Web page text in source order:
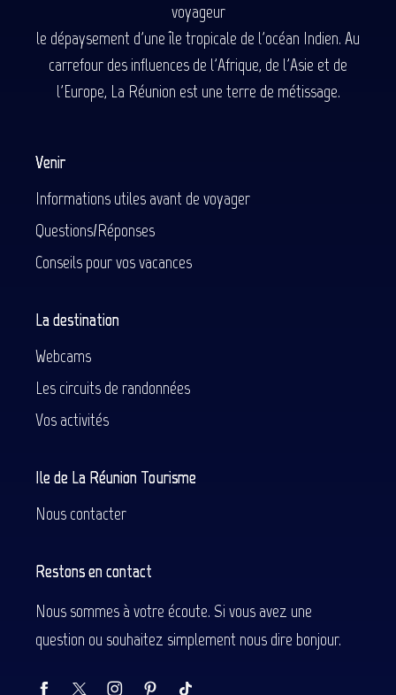
voyageur
le dépaysement d'une île tropicale de l'océan Indien. Au
carrefour des influences de l'Afrique, de l'Asie et de
l'Europe, La Réunion est une terre de métissage.
Venir
Informations utiles avant de voyager
Questions/Réponses
Conseils pour vos vacances
La destination
Webcams
Les circuits de randonnées
Vos activités
Ile de La Réunion Tourisme
Nous contacter
Restons en contact
Nous sommes à votre écoute. Si vous avez une
question ou souhaitez simplement nous dire bonjour.